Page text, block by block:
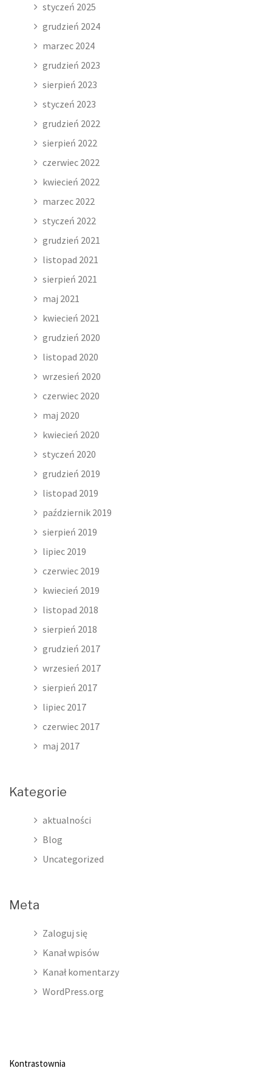
styczeń 2025
grudzień 2024
marzec 2024
grudzień 2023
sierpień 2023
styczeń 2023
grudzień 2022
sierpień 2022
czerwiec 2022
kwiecień 2022
marzec 2022
styczeń 2022
grudzień 2021
listopad 2021
sierpień 2021
maj 2021
kwiecień 2021
grudzień 2020
listopad 2020
wrzesień 2020
czerwiec 2020
maj 2020
kwiecień 2020
styczeń 2020
grudzień 2019
listopad 2019
październik 2019
sierpień 2019
lipiec 2019
czerwiec 2019
kwiecień 2019
listopad 2018
sierpień 2018
grudzień 2017
wrzesień 2017
sierpień 2017
lipiec 2017
czerwiec 2017
maj 2017
Kategorie
aktualności
Blog
Uncategorized
Meta
Zaloguj się
Kanał wpisów
Kanał komentarzy
WordPress.org
Kontrastownia